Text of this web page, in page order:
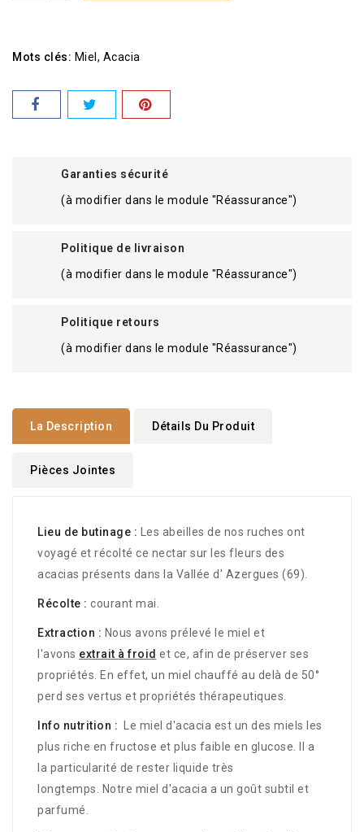
Mots clés: Miel Acacia
Garanties sécurité
(à modifier dans le module "Réassurance")
Politique de livraison
(à modifier dans le module "Réassurance")
Politique retours
(à modifier dans le module "Réassurance")
La Description Détails Du Produit
Pièces Jointes
Lieu de butinage : Les abeilles de nos ruches ont
voyagé et récolté ce nectar sur les fleurs des
acacias présents dans la Vallée d' Azergues (69).
Récolte : courant mai.
Extraction : Nous avons prélevé le miel et
l'avons extrait à froid et ce, afin de préserver ses
propriétés. En effet, un miel chauffé au delà de 50°
perd ses vertus et propriétés thérapeutiques.
Info nutrition : Le miel d'acacia est un des miels les
plus riche en fructose et plus faible en glucose. Il a
la particularité de rester liquide très
longtemps. Notre miel d'acacia a un goût subtil et
parfumé.